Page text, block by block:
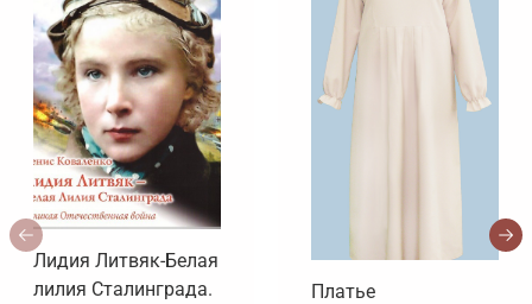
Лидия Литвяк-Белая
лилия Сталинграда.
Платье